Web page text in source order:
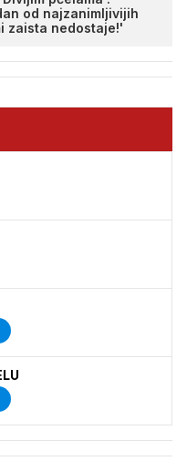
od najzanimljivijih
zaista nedostaje!'